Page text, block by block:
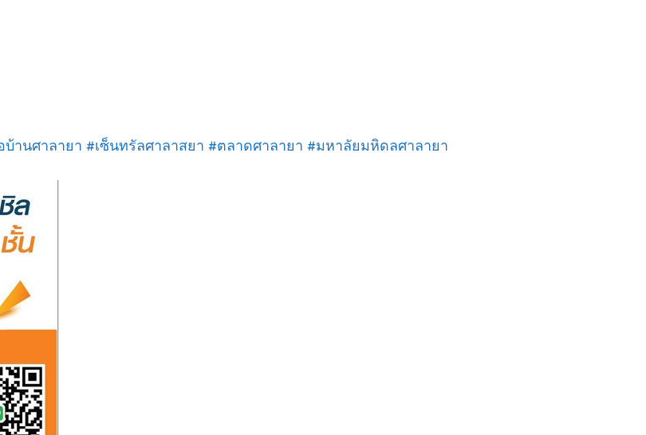
านศาลายา #เซ็นทรัลศาลาสยา #ตลาดศาลายา #มหาลัยมหิดลศาลายา